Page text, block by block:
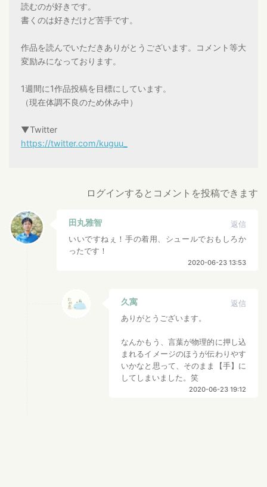
読むのが好きです。
書くのは好きだけど苦手です。
作品を読んでいただきありがとうございます。コメント等大
変励みになっております。
1週間に1作品投稿を目標にしています。
（現在体調不良のため休み中）
▼Twitter
https://twitter.com/kuguu_
ログインするとコメントを投稿できます
田丸雅智
返信
いいですねぇ！手の着用、シュールでおもしろか
ったです！
2020-06-23 13:53
久寓
返信
ありがとうございます。
なんかもう、言葉が物理的に押し込
まれるイメージのほうが伝わりやす
いかなと思って、そのまま【手】に
してしまいました。笑
2020-06-23 19:12